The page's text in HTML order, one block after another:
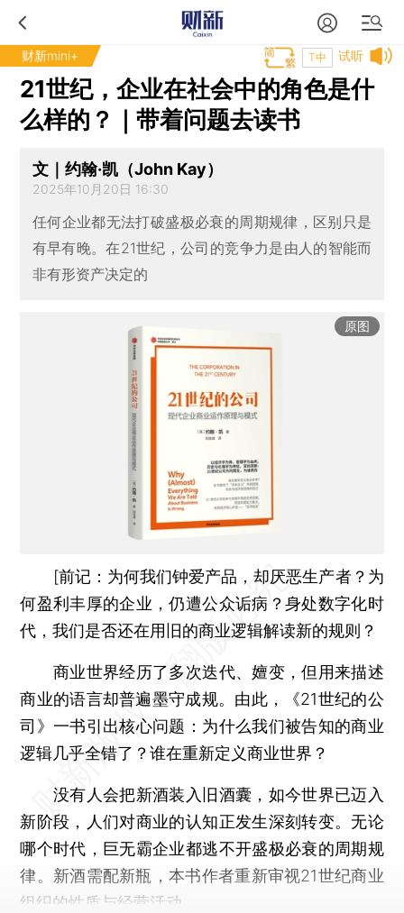
财新mini+ 试听
T中
21世纪，企业在社会中的角色是什
么样的？｜带着问题去读书
文｜约翰·凯（John Kay）
2025年10月20日 16:30
任何企业都无法打破盛极必衰的周期规律，区别只是
有早有晚。在21世纪，公司的竞争力是由人的智能而
非有形资产决定的
原图
[前记： 为何我们钟爱产品，却厌恶生产者？为
何盈利丰厚的企业，仍遭公众诟病？身处数字化时
代，我们是否还在用旧的商业逻辑解读新的规则？
商业世界经历了多次迭代、嬗变，但用来描述
商业的语言却普遍墨守成规。由此，《21世纪的公
司》一书引出核心问题：为什么我们被告知的商业
逻辑几乎全错了？谁在重新定义商业世界？
没有人会把新酒装入旧酒囊，如今世界已迈入
新阶段，人们对商业的认知正发生深刻转变。无论
哪个时代，巨无霸企业都逃不开盛极必衰的周期规
律。新酒需配新瓶，本书作者重新审视21世纪商业
组织的性质与经营活动。